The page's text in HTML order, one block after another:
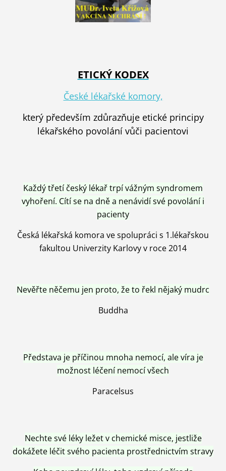
ETICKÝ KODEX
České lékařské komory,
který především zdůrazňuje etické principy
lékařského povolání vůči pacientovi
Každý třetí český lékař trpí vážným syndromem
vyhoření. Cítí se na dně a nenávidí své povolání i
pacienty
Česká lékařská komora ve spolupráci s 1.lékařskou
fakultou Univerzity Karlovy v roce 2014
Nevěřte něčemu jen proto, že to řekl nějaký mudrc
Buddha
Představa je příčinou mnoha nemocí, ale víra je
možnost léčení nemocí všech
Paracelsus
Nechte své léky ležet v chemické misce, jestliže
dokážete léčit svého pacienta prostřednictvím stravy